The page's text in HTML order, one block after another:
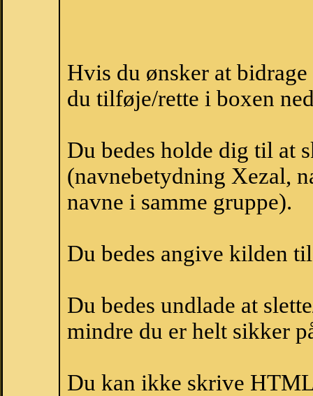
Hvis du ønsker at
du tilføje/rette i boxen
Du bedes holde dig til at
(navnebetydning Xezal,
navne i samme gruppe).
Du bedes angive kilden
Du bedes undlade at
mindre du er helt sikker
Du kan ikke skrive